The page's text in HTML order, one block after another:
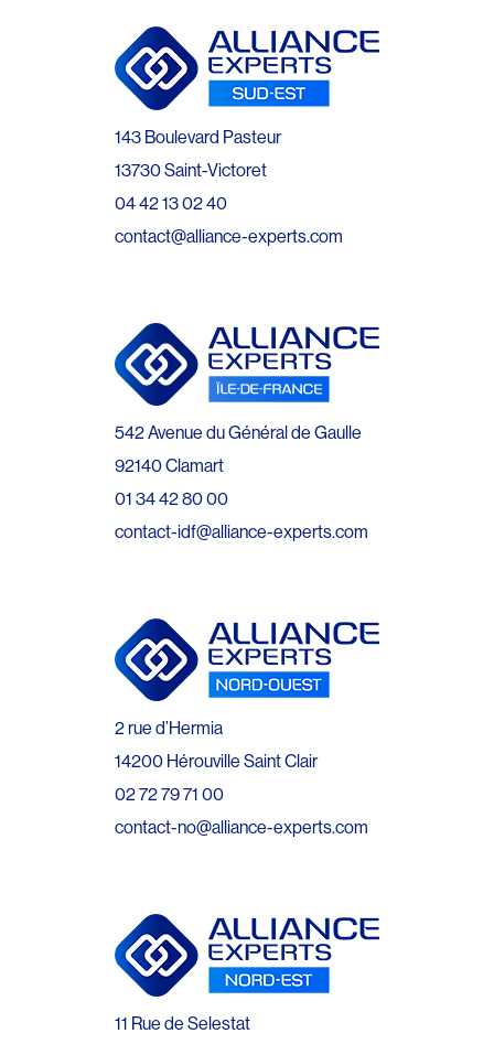
143 Boulevard Pasteur
13730 Saint-Victoret
04 42 13 02 40
contact@alliance-experts.com
542 Avenue du Général de Gaulle
92140 Clamart
01 34 42 80 00
contact-idf@alliance-experts.com
2 rue d’Hermia
14200 Hérouville Saint Clair
02 72 79 71 00
contact-no@alliance-experts.com
11 Rue de Selestat